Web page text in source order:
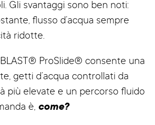
Gli svantaggi sono ben noti:
flusso d’acqua sempre
ridotte.
ProSlide® consente una
getti d’acqua controllati da
più elevate e un percorso fluido
è, come?